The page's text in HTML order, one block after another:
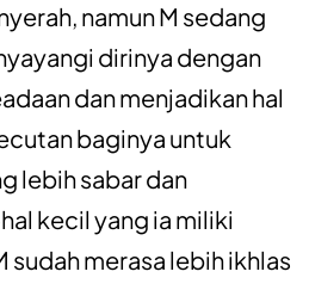
namun M sedang
dirinya dengan
dan menjadikan hal
baginya untuk
lebih sabar dan
kecil yang ia miliki
sudah merasa lebih ikhlas